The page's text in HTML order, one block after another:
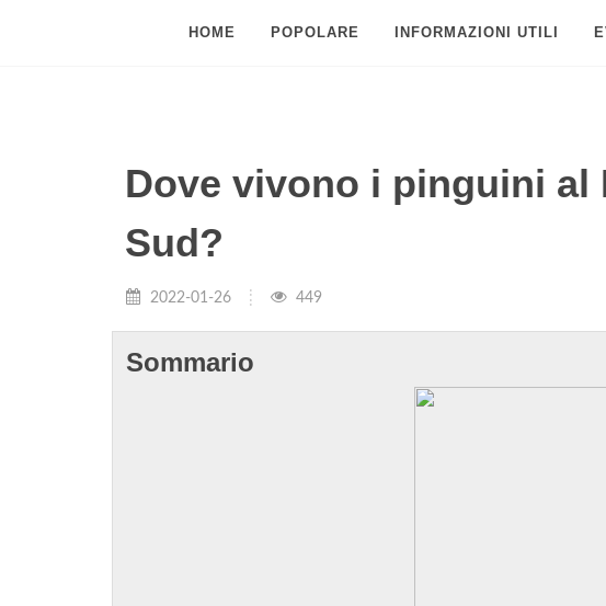
HOME POPOLARE INFORMAZIONI UTILI
Dove vivono i pinguini al
Sud?
2022-01-26 449
Sommario